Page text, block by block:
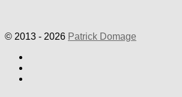
© 2013 - 2026 Patrick Domage